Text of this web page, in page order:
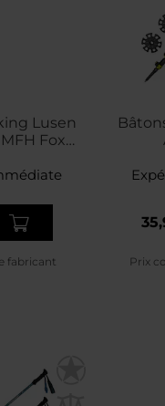
Lusen
Fox
fabricant
Prix